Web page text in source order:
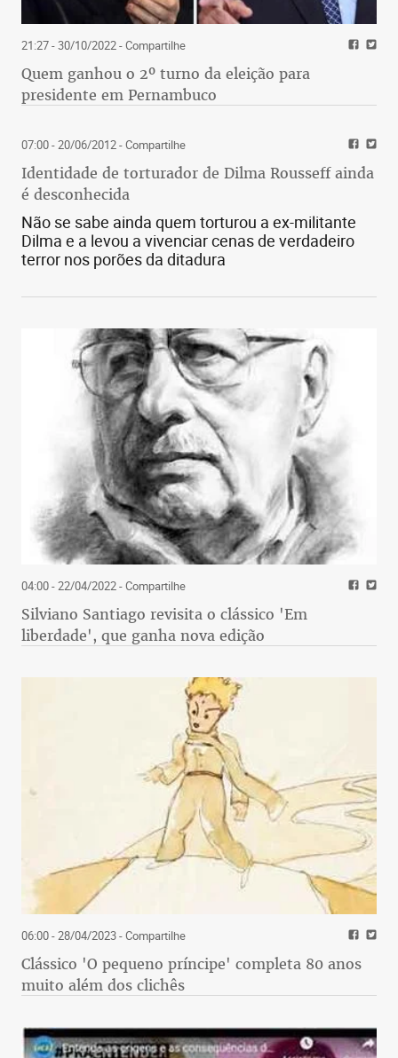
21:27 - 30/10/2022- Compartilhe
Quem ganhou o 2º turno da eleição para
presidente em Pernambuco
07:00 - 20/06/2012- Compartilhe
Identidade de torturador de Dilma Rousseff ainda
é desconhecida
Não se sabe ainda quem torturou a ex-militante
Dilma e a levou a vivenciar cenas de verdadeiro
terror nos porões da ditadura
04:00 - 22/04/2022- Compartilhe
Silviano Santiago revisita o clássico 'Em
liberdade', que ganha nova edição
06:00 - 28/04/2023- Compartilhe
Clássico 'O pequeno príncipe' completa 80 anos
muito além dos clichês